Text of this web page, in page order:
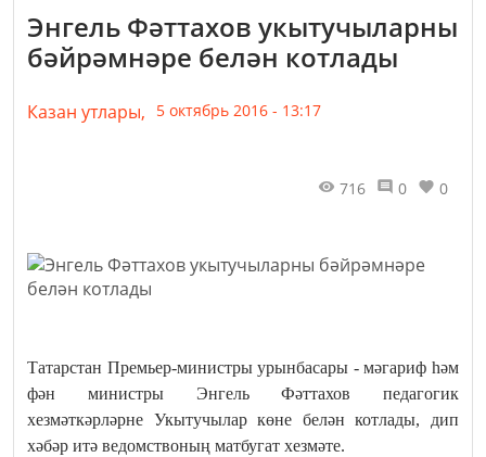
Энгель Фәттахов укытучыларны
бәйрәмнәре белән котлады
Казан утлары, 5 октябрь 2016 - 13:17
716 0 0
Татарстан Премьер-министры урынбасары - мәгариф һәм
фән министры Энгель Фәттахов педагогик
хезмәткәрләрне Укытучылар көне белән котлады, дип
хәбәр итә ведомствоның матбугат хезмәте.